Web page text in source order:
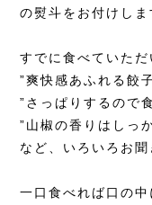
の熨斗をお付けしま
すでに食べていただ
”爽快感あふれる餃
”さっぱりするので
”山椒の香りはしっ
など、いろいろお聞
一口食べれば口の中